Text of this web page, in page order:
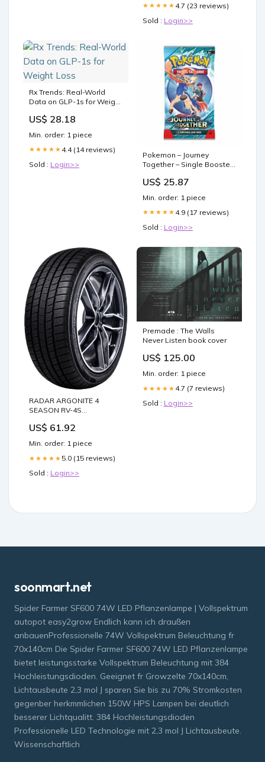
★★★★★ 4.7 (23 reviews)
Sold : Login>>
Rx Trends: Real-World
Data on GLP-1s for Weight
US$ 28.18
Min. order: 1 piece
★★★★★ 4.4 (14 reviews)
Sold : Login>>
Pokemon – Journey
Together – Single Booster
May Vary : Toys & Games
US$ 25.87
Min. order: 1 piece
★★★★★ 4.9 (17 reviews)
Sold : Login>>
RADAR ARGONITE 4
SEASON RV-4S
US$ 61.92
Min. order: 1 piece
★★★★★ 5.0 (15 reviews)
Sold : Login>>
Premade : The Walls
Never Listen book cover
US$ 125.00
Min. order: 1 piece
★★★★★ 4.7 (7 reviews)
Sold : Login>>
soonmart.net
Spider Farmer SF600 74W LED Pflanzenlampe | Vollspektrum
autopot easy2grow Endlich kann ich draußen
anbauenProfessionelle 74W Vollspektrum Beleuchtung fr
70x140cm Die Spider Farmer SF600 74W LED Pflanzenlampe
bietet leistungsstarke Vollspektrum Beleuchtung mit 384
Hochleistungsdioden. Geeignet fr Growzelte 70x140cm,
Lichtausbeute 2,3 mol J sparen Sie bis zu 70% Stromkosten
gegenber herkmmlichen 150W HPS Lampen bei deutlich
besserer Lichtqualitt. 384 Hochleistungsdioden
Professionelle LED Technologie mit 2,3 mol J Lichtausbeute.
Wissenschaftlich